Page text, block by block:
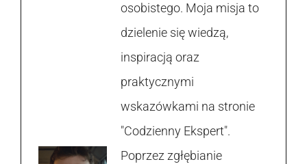
osobistego. Moja misja to
dzielenie się wiedzą,
inspiracją oraz
praktycznymi
wskazówkami na stronie
"Codzienny Ekspert".
Poprzez zgłębianie